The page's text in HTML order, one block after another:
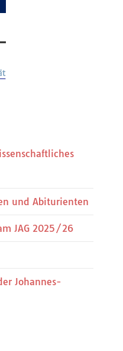
und Abiturienten
JAG 2025/26
Johannes-